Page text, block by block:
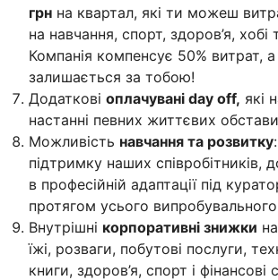
грн на квартал, які ти можеш
на навчання, спорт, здоров’я, хобі
Компанія компенсує 50% витрат, а
залишається за тобою!
Додаткові оплачувані day off, які
настанні певних життєвих
Можливість навчання та розвитку
підтримку наших співробітників,
в професійній адаптації під
протягом усього
Внутрішні корпоративні знижки
їжі, розваги, побутові послуги,
книги, здоров’я, спорт і фінансові